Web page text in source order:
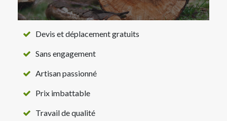
Devis et déplacement gratuits
Sans engagement
Artisan passionné
Prix imbattable
Travail de qualité